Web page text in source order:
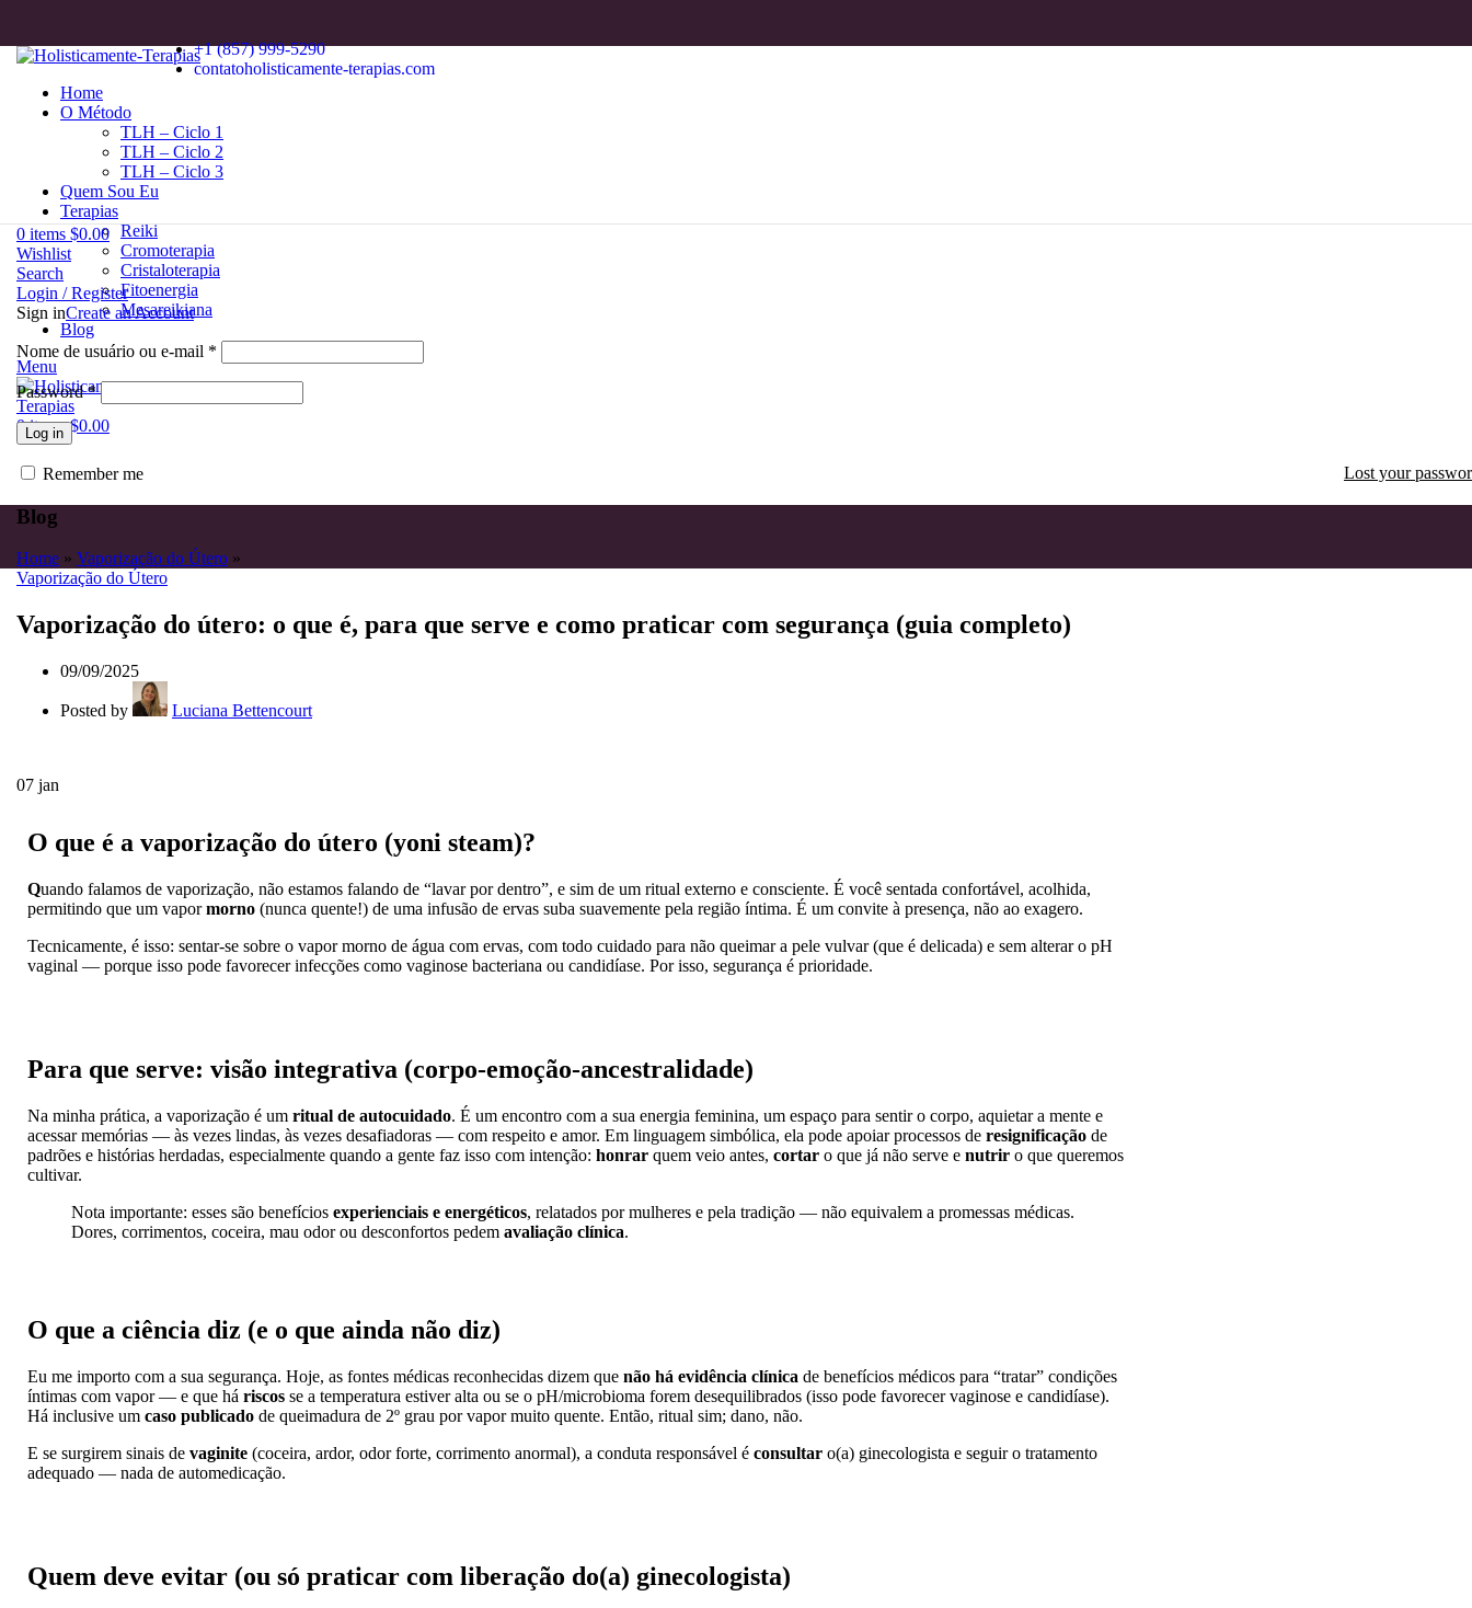
+1 (857) 999-5290
contatoholisticamente-terapias.com
Home
O Método
TLH – Ciclo 1
TLH – Ciclo 2
TLH – Ciclo 3
Quem Sou Eu
Terapias
Reiki
Cromoterapia
Cristaloterapia
Fitoenergia
Mesareikiana
Blog
Menu
0items $0.00
0 items $0.00
Wishlist
Search
Login / Register
Sign inCreate an Account
Nome de usuário ou e-mail *
Password*
Log in
Lost your
Remember me
Blog
Home » Vaporização do Útero »
Vaporização do Útero
Vaporização do útero: o que é, para que serve e como praticar com segurança (guia completo)
09/09/2025
Posted by Luciana Bettencourt
07 jan
O que é a vaporização do útero (yoni steam)?
Quando falamos de vaporização, não estamos falando de “lavar por dentro”, e sim de um ritual externo e consciente. É você sentada confortável, acolhida,
permitindo que um vapormorno (nunca quente!) de uma infusão de ervas suba suavemente pela região íntima. É um convite à presença, não ao exagero.
Tecnicamente, é isso: sentar-se sobre o vapor morno de água com ervas, com todo cuidado para não queimar a pele vulvar (que é delicada) e sem alterar o pH
vaginal — porque isso pode favorecer infecções como vaginose bacteriana ou candidíase. Por isso, segurança é prioridade.
Para que serve: visão integrativa (corpo-emoção-ancestralidade)
Na minha prática, a vaporização é um ritual de autocuidado. É um encontro com a sua energia feminina, um espaço para sentir o corpo, aquietar a mente e
acessar memórias — às vezes lindas, às vezes desafiadoras — com respeito e amor. Em linguagem simbólica, ela pode apoiar processos de resignificação de
padrões e histórias herdadas, especialmente quando a gente faz isso com intenção: honrar quem veio antes, cortar o que já não serve e nutrir o que queremos
cultivar.
Nota importante: esses são benefícios experienciais e energéticos, relatados por mulheres e pela tradição — não equivalem a promessas médicas.
Dores, corrimentos, coceira, mau odor ou desconfortos pedem avaliação clínica.
O que a ciência diz (e o que ainda não diz)
Eu me importo com a sua segurança. Hoje, as fontes médicas reconhecidas dizem que não há evidência clínica de benefícios médicos para “tratar” condições
íntimas com vapor — e que há riscos se a temperatura estiver alta ou se o pH/microbioma forem desequilibrados (isso pode favorecer vaginose e candidíase).
Há inclusive um caso publicado de queimadura de 2º grau por vapor muito quente. Então, ritual sim; dano, não.
E se surgirem sinais de vaginite (coceira, ardor, odor forte, corrimento anormal), a conduta responsável é consultar o(a) ginecologista e seguir o tratamento
adequado — nada de automedicação.
Quem deve evitar (ou só praticar com liberação do(a) ginecologista)